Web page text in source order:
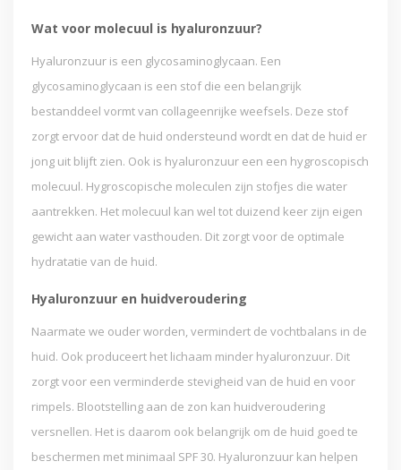
Wat voor molecuul is hyaluronzuur?
Hyaluronzuur is een glycosaminoglycaan. Een
glycosaminoglycaan is een stof die een belangrijk
bestanddeel vormt van collageenrijke weefsels. Deze stof
zorgt ervoor dat de huid ondersteund wordt en dat de huid er
jong uit blijft zien. Ook is hyaluronzuur een een hygroscopisch
molecuul. Hygroscopische moleculen zijn stofjes die water
aantrekken. Het molecuul kan wel tot duizend keer zijn eigen
gewicht aan water vasthouden. Dit zorgt voor de optimale
hydratatie van de huid.
Hyaluronzuur en huidveroudering
Naarmate we ouder worden, vermindert de vochtbalans in de
huid. Ook produceert het lichaam minder hyaluronzuur. Dit
zorgt voor een verminderde stevigheid van de huid en voor
rimpels. Blootstelling aan de zon kan huidveroudering
versnellen. Het is daarom ook belangrijk om de huid goed te
beschermen met minimaal SPF 30. Hyaluronzuur kan helpen